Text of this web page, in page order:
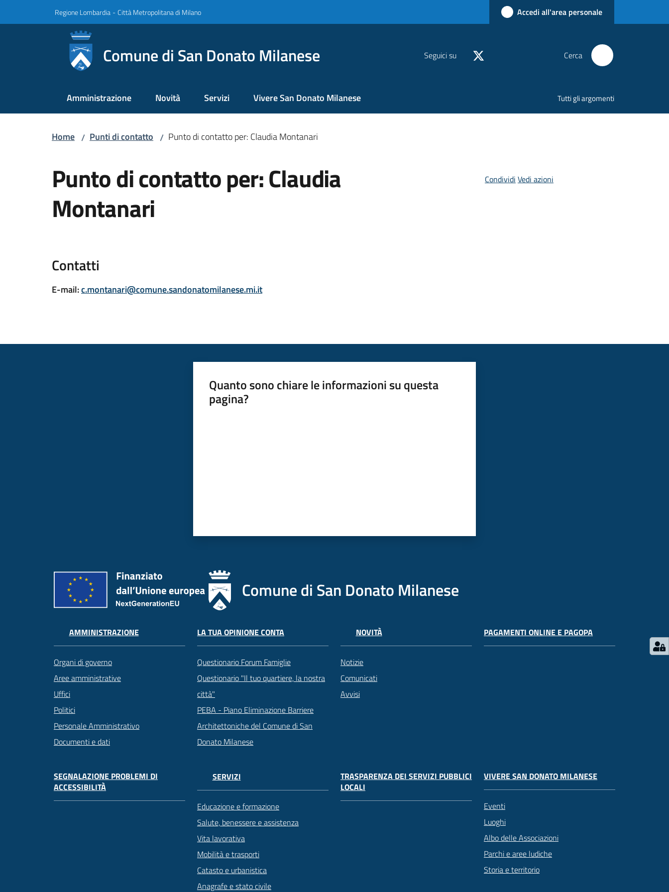
Regione Lombardia -Città Metropolitana di Milano Accedi all'area personale
Comune di San Donato Milanese Seguici su Cerca
Amministrazione Novità Servizi Vivere San Donato Milanese Tutti gli argomenti
Home / Punti di contatto / Punto di contatto per: Claudia Montanari
Punto di contatto per: Claudia
Montanari
Condividi Vedi azioni
Contatti
E-mail:c.montanari@comune.sandonatomilanese.mi.it
Quanto sono chiare le informazioni su questa
pagina?
Comune di San Donato Milanese
AMMINISTRAZIONE
Organi di governo
Aree amministrative
Uffici
Politici
Personale Amministrativo
Documenti e dati
LA TUA OPINIONE CONTA
Questionario Forum Famiglie
Questionario "Il tuo quartiere, la nostra
città"
PEBA - Piano Eliminazione Barriere
Architettoniche del Comune di San
Donato Milanese
NOVITÀ
Notizie
Comunicati
Avvisi
PAGAMENTI ONLINE E PAGOPA
SEGNALAZIONE PROBLEMI DI
ACCESSIBILITÀ
SERVIZI
Educazione e formazione
Salute, benessere e assistenza
Vita lavorativa
Mobilità e trasporti
Catasto e urbanistica
Anagrafe e stato civile
TRASPARENZA DEI SERVIZI PUBBLICI
LOCALI
VIVERE SAN DONATO MILANESE
Eventi
Luoghi
Albo delle Associazioni
Parchi e aree ludiche
Storia e territorio